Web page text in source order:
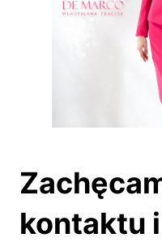
kontaktu i